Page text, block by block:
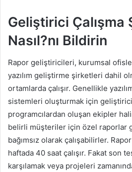
Geliştirici Çalışma
Nasıl?nı Bildirin
Rapor geliştiricileri, kurumsal
yazılım geliştirme şirketleri dahil
ortamlarda çalışır. Genellikle
sistemleri oluşturmak için
programcılardan oluşan ekipler
belirli müşteriler için özel raporlar
bağımsız olarak çalışabilirler.
haftada 40 saat çalışır. Fakat son
karşılamak veya projeleri